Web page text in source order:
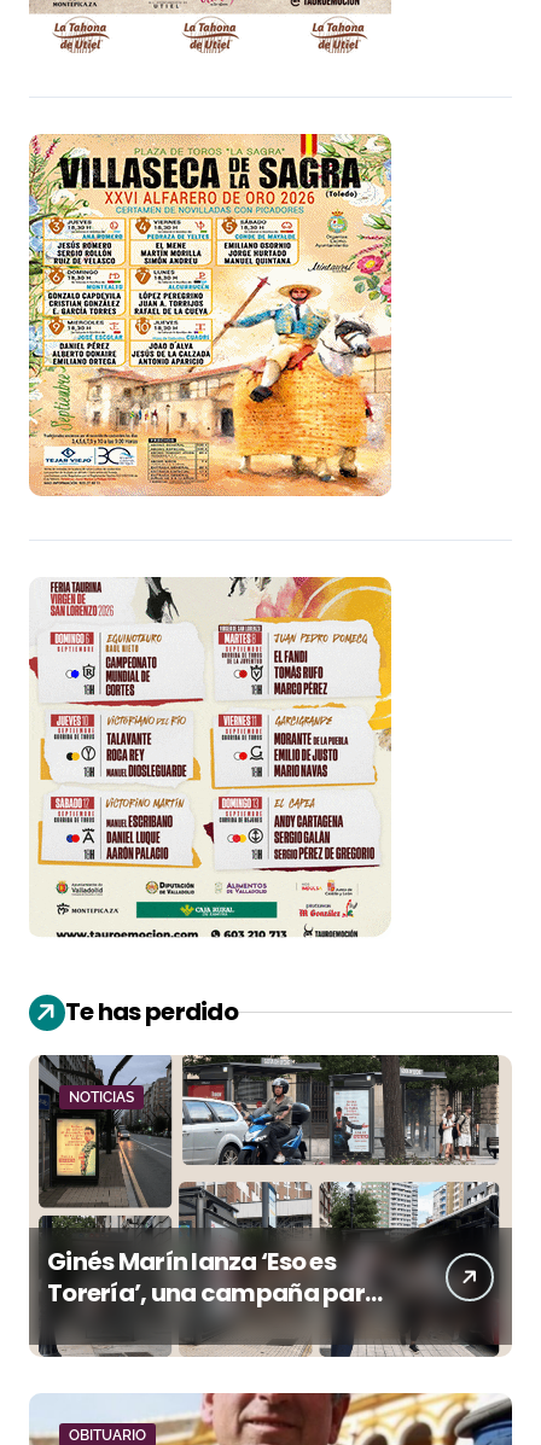
Te has perdido
NOTICIAS
Ginés Marín lanza ‘Eso es
Torería’, una campaña para
reivindicar los valores del
toreo más allá del ruedo
OBITUARIO